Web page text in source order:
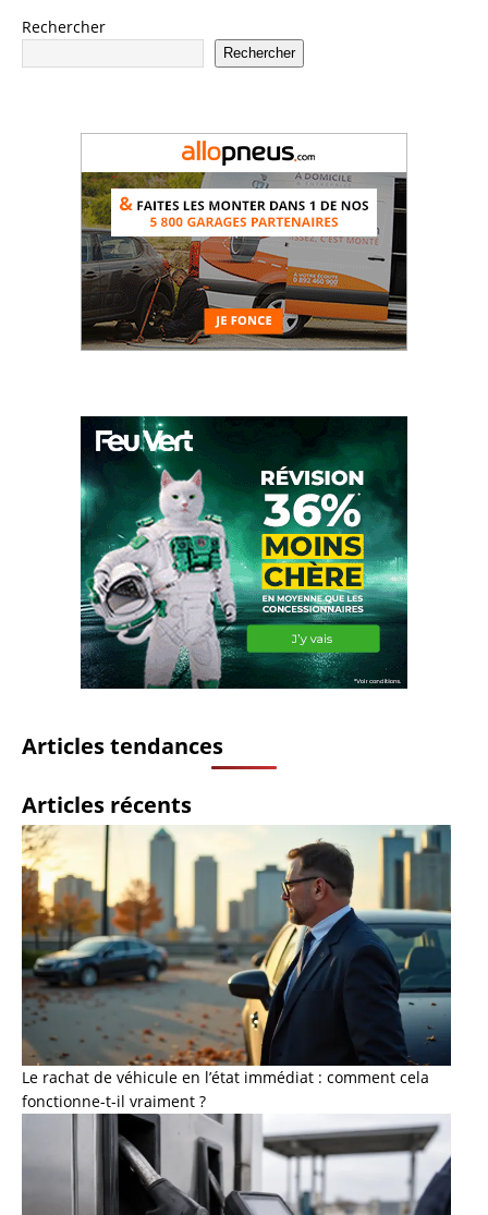
Rechercher
Rechercher
Articles tendances
Articles récents
Le rachat de véhicule en l’état immédiat : comment cela
fonctionne-t-il vraiment ?